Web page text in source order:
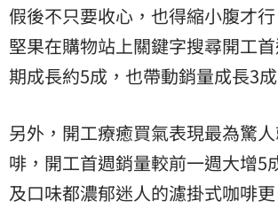
假後不只要收心，也得縮小腹才
堅果在購物站上關鍵字搜尋開工
期成長約5成，也帶動銷量成長3成
另外，開工療癒買氣表現最為驚
啡，開工首週銷量較前一週大增5
及口味都濃郁迷人的濾掛式咖啡